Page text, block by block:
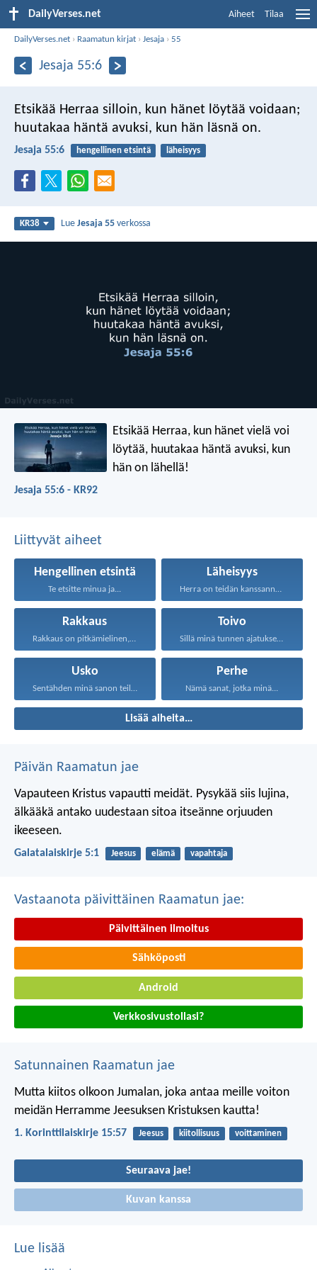
DailyVerses.net Aiheet Tilaa
DailyVerses.net › Raamatun kirjat ›Jesaja ›55
Jesaja 55:6
Etsikää Herraa silloin, kun hänet löytää voidaan;
huutakaa häntä avuksi, kun hän läsnä on.
Jesaja 55:6 hengellinen etsintä läheisyys
KR38 LueJesaja 55 verkossa
Etsikää Herraa, kun hänet vielä voi
löytää, huutakaa häntä avuksi, kun
hän on lähellä!
Jesaja 55:6 - KR92
Liittyvät aiheet
Hengellinen etsintä
Te etsitte minua ja...
Läheisyys
Herra on teidän kanssanne...
Rakkaus
Rakkaus on pitkämielinen, rakkaus...
Toivo
Sillä minä tunnen ajatukseni...
Usko
Sentähden minä sanon teille...
Perhe
Nämä sanat, jotka minä...
Lisää aiheita…
Päivän Raamatun jae
Vapauteen Kristus vapautti meidät. Pysykää siis lujina,
älkääkä antako uudestaan sitoa itseänne orjuuden
ikeeseen.
Galatalaiskirje 5:1 Jeesus elämä vapahtaja
Vastaanota päivittäinen Raamatun jae:
Päivittäinen ilmoitus
Sähköposti
Android
Verkkosivustollasi?
Satunnainen Raamatun jae
Mutta kiitos olkoon Jumalan, joka antaa meille voiton
meidän Herramme Jeesuksen Kristuksen kautta!
1. Korinttilaiskirje 15:57 Jeesus kiitollisuus voittaminen
Seuraava jae!
Kuvan kanssa
Lue lisää